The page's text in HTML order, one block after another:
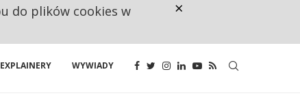
EXPLAINERY WYWIADY
do plików cookies w
×